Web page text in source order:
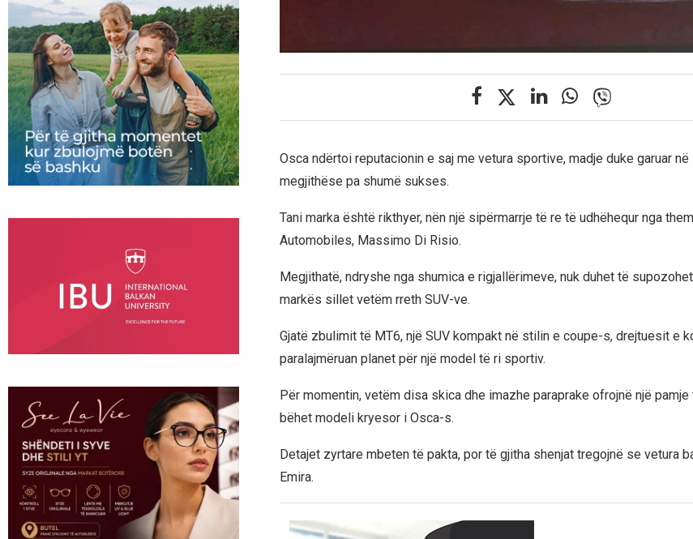
Osca ndërtoi reputacionin e saj me vetura sportive, madje duke garuar në
megjithëse pa shumë sukses.
Tani marka është rikthyer, nën një sipërmarrje të re të udhëhequr nga
Automobiles, Massimo Di Risio.
Megjithatë, ndryshe nga shumica e rigjallërimeve, nuk duhet të
markës sillet vetëm rreth SUV-ve.
Gjatë zbulimit të MT6, një SUV kompakt në stilin e coupe-s, drejtuesit e
paralajmëruan planet për një model të ri sportiv.
Për momentin, vetëm disa skica dhe imazhe paraprake ofrojnë një
bëhet modeli kryesor i Osca-s.
Detajet zyrtare mbeten të pakta, por të gjitha shenjat tregojnë se vetura
Emira.